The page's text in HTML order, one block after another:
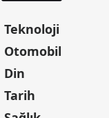
Teknoloji
Otomobil
Din
Tarih